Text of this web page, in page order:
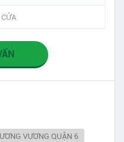
VƯƠNG QUẬN 6